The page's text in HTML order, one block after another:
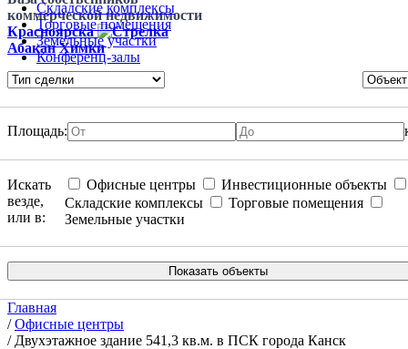
Складские комплексы
Торговые помещения
Земельные участки
Конференц-залы
коммерческой недвижимости
Красноярска
Абакан Химки
Площадь:
Искать
везде,
или в:
Офисные центры
Инвестиционные объекты
Складские комплексы
Торговые помещения
Земельные участки
Главная
/ Офисные центры
/ Двухэтажное здание 541,3 кв.м. в ПСК города Канск